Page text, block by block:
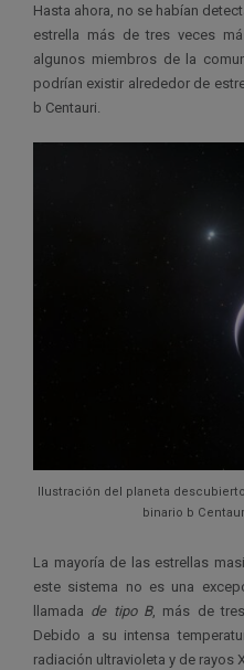
Hasta ahora, no se habían
estrella más de tres veces
algunos miembros de la
podrían existir alrededor de
b Centauri.
Ilustración del planeta
binario b
La mayoría de las estrellas
este sistema no es una
llamada de tipo B, más de
Debido a su intensa
radiación ultravioleta y de rayos